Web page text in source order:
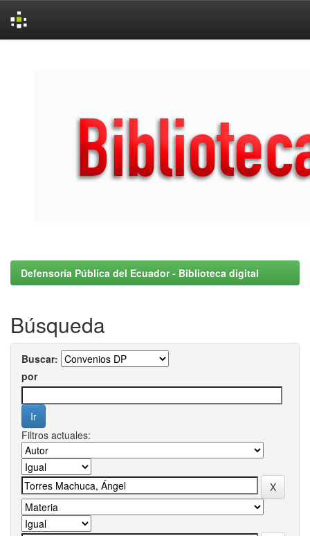
Defensoría Pública del Ecuador - Biblioteca digital
Búsqueda
Buscar:
por
Filtros actuales: